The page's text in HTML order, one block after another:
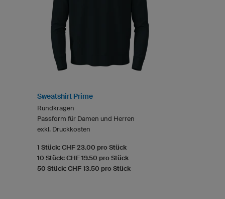
Sweatshirt Prime
Rundkragen
Passform für Damen und Herren
exkl. Druckkosten
1 Stück: CHF 23.00 pro Stück
10 Stück: CHF 19.50 pro Stück
50 Stück: CHF 13.50 pro Stück